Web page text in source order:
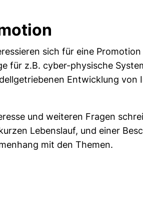
sich für eine
für z.B. cyber-physische
Entwicklung von
und weiteren Fragen
Lebenslauf, und einer
mit den Themen.